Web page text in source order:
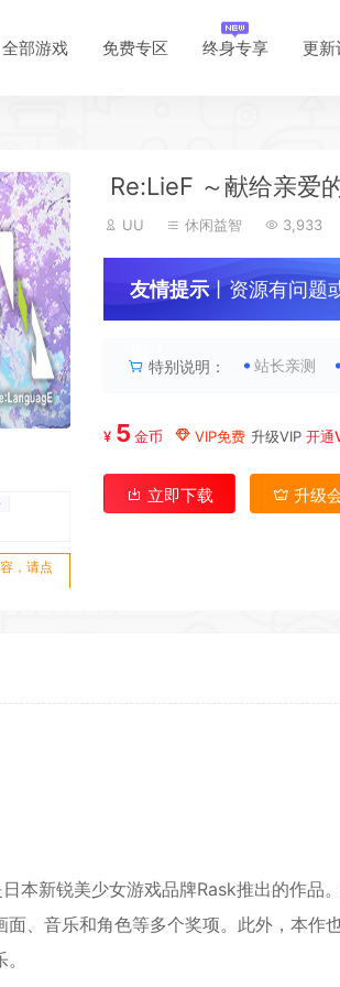
全部游戏 免费专区 终身专享 更
，请点
Re:LieF ～献给亲爱
UU 休闲益智 3,933
友情提示丨资源有问题
特别说明： 站长亲测
¥ 5 金币 VIP免费 升级VIP 开通
立即下载 升级
日本新锐美少女游戏品牌Rask推出的作
、音乐和角色等多个奖项。此外，本作